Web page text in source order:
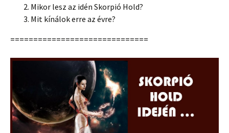
Mikor lesz az idén Skorpió Hold?
Mit kínálok erre az évre?
==============================